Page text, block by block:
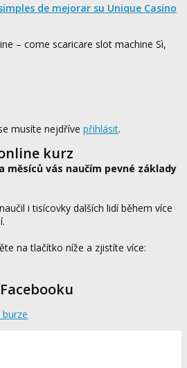
de mejorar su Unique Casino
– come scaricare slot machine Sì,
musíte nejdříve přihlásit.
kurz
měsíců vás naučím pevné základy
i tisícovky dalších lidí během více
na tlačítko níže a zjistíte více: